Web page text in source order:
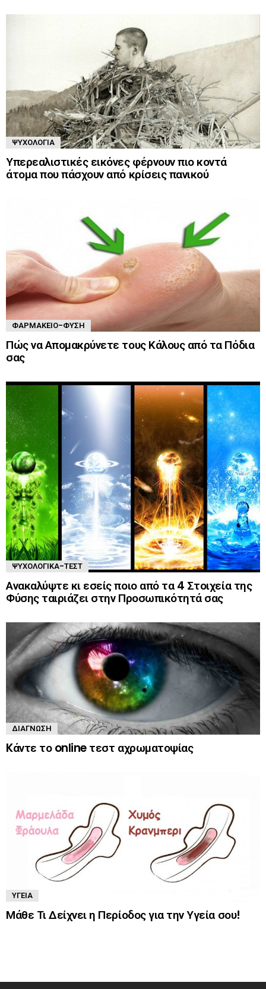
ΨΥΧΟΛΟΓΊΑ
Υπερεαλιστικές εικόνες φέρνουν πιο κοντά
άτομα που πάσχουν από κρίσεις πανικού
ΦΑΡΜΑΚΕΊΟ-ΦΎΣΗ
Πώς να Απομακρύνετε τους Κάλους από τα Πόδια
σας
ΨΥΧΟΛΟΓΙΚΆ-ΤΈΣΤ
Ανακαλύψτε κι εσείς ποιο από τα 4 Στοιχεία της
Φύσης ταιριάζει στην Προσωπικότητά σας
ΔΙΆΓΝΩΣΗ
Kάντε το online τεστ αχρωματοψίας
ΥΓΕΊΑ
Μάθε Τι Δείχνει η Περίοδος για την Υγεία σου!